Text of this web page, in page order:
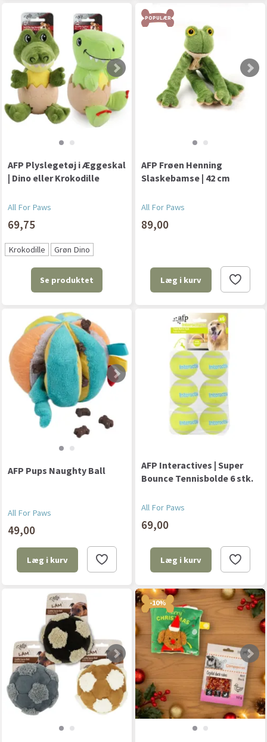
AFP Plyslegetøj i Æggeskal
| Dino eller Krokodille
All For Paws
69,75
Krokodille Grøn Dino
Se produktet
POPULÆR
AFP Frøen Henning
Slaskebamse | 42 cm
All For Paws
89,00
Læg i kurv
AFP Pups Naughty Ball
All For Paws
49,00
Læg i kurv
AFP Interactives | Super
Bounce Tennisbolde 6 stk.
All For Paws
69,00
Læg i kurv
-10%